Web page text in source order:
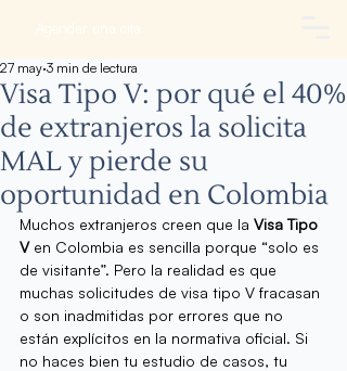
Visa Tipo V: por qué el 40%
de extranjeros la solicita
MAL y pierde su
oportunidad en Colombia
27 may 3 min de lectura
Muchos extranjeros creen que la Visa Tipo
V en Colombia es sencilla porque “solo es
de visitante”. Pero la realidad es que
muchas solicitudes de visa tipo V fracasan
o son inadmitidas por errores que no
están explícitos en la normativa oficial. Si
no haces bien tu estudio de casos, tu